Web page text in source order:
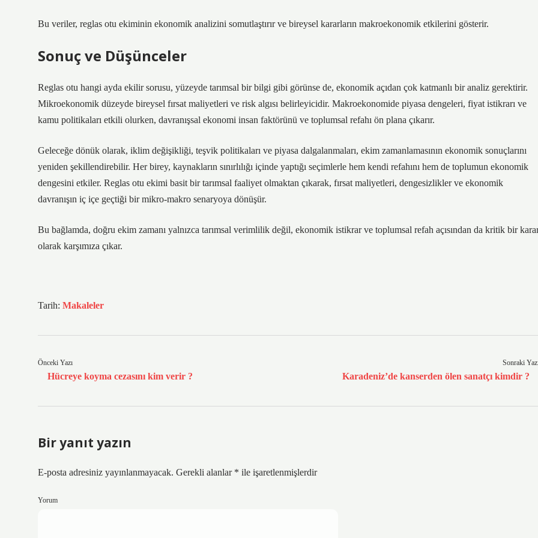
Bu veriler, reglas otu ekiminin ekonomik analizini somutlaştırır ve bireysel kararların makroekonomik etkilerini gösterir.
Sonuç ve Düşünceler
Reglas otu hangi ayda ekilir sorusu, yüzeyde tarımsal bir bilgi gibi görünse de, ekonomik açıdan çok katmanlı bir analiz gerektirir.
Mikroekonomik düzeyde bireysel fırsat maliyetleri ve risk algısı belirleyicidir. Makroekonomide piyasa dengeleri, fiyat istikrarı ve
kamu politikaları etkili olurken, davranışsal ekonomi insan faktörünü ve toplumsal refahı ön plana çıkarır.
Geleceğe dönük olarak, iklim değişikliği, teşvik politikaları ve piyasa dalgalanmaları, ekim zamanlamasının ekonomik sonuçlarını
yeniden şekillendirebilir. Her birey, kaynakların sınırlılığı içinde yaptığı seçimlerle hem kendi refahını hem de toplumun ekonomik
dengesini etkiler. Reglas otu ekimi basit bir tarımsal faaliyet olmaktan çıkarak, fırsat maliyetleri, dengesizliklerve ekonomik
davranışın iç içe geçtiği bir mikro-makro senaryoya dönüşür.
Bu bağlamda, doğru ekim zamanı yalnızca tarımsal verimlilik değil, ekonomik istikrar ve toplumsal refah açısından da kritik bir
olarak karşımıza çıkar.
Tarih: Makaleler
Önceki Yazı
Hücreye koyma cezasını kim verir ?
Sonraki
Karadeniz’de kanserden ölen sanatçı kimdir ?
Bir yanıt yazın
E-posta adresiniz yayınlanmayacak. Gerekli alanlar * ile işaretlenmişlerdir
Yorum